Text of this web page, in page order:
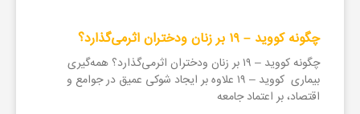
چگونه کووید – ۱۹ بر زنان ودختران اثرمی‌گذارد؟
چگونه کووید – ۱۹ بر زنان ودختران اثرمی‌گذارد؟ همه‌گیری
بیماری کووید – ۱۹ علاوه بر ایجاد شوکی عمیق در جوامع و
اقتصاد، بر اعتماد جامعه